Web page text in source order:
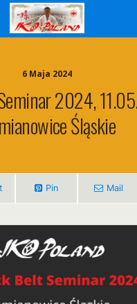
6 Maja 2024
2024,
Śląskie
Pin Mail